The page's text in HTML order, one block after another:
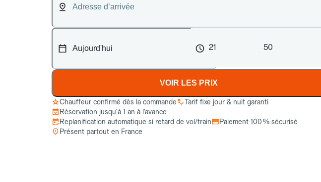
21 50
VOIR LES PRIX
Chauffeur confirmé dès la commande
Tarif fixe jour & nuit garanti
Réservation jusqu’à 1 an à l’avance
Replanification automatique si retard de vol/train
Paiement 100 % sécurisé
Présent partout en France